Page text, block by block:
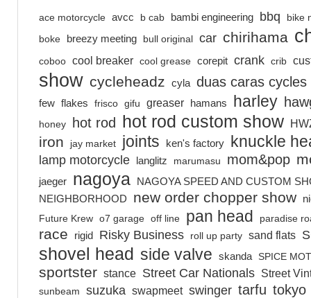
ace motorcycle avcc b cab bambi engineering bbq
bike
boke
breezy meeting bull original car chirihama
coboo cool breaker cool grease corepit crank crib
show cycleheadz cyla duas caras cycles
few flakes frisco gifu greaser hamans harley
honey hot rod hot rod custom show
iron jay market joints ken's factory knuckle
lamp motorcycle langlitz marumasu mom&pop
jaeger nagoya
NAGOYA SPEED AND CUSTOM
NEIGHBORHOOD
new order chopper show
Future Krew o7 garage off line pan head paradise
race rigid Risky Business roll up party sand flats
shovel head side valve skanda SPICE
sportster stance Street Car Nationals Street
sunbeam suzuka swapmeet swinger tarfu tokyo